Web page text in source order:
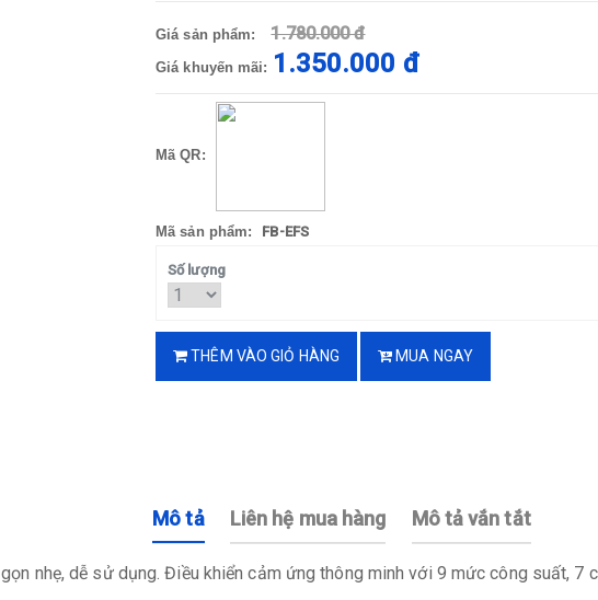
Giá sản phẩm: 1.780.000 đ
Giá khuyến mãi: 1.350.000 đ
Mã QR:
Mã sản phẩm: FB-EFS
Số lượng
THÊM VÀO GIỎ HÀNG MUA NGAY
Mô tả Liên hệ mua hàng Mô tả vắn tắt
gọn nhẹ, dễ sử dụng. Điều khiển cảm ứng thông minh với 9 mức công suất, 7